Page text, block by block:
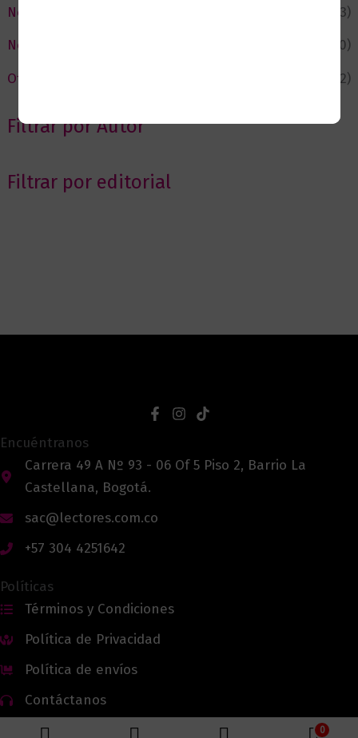
Negocios
(43)
Novedades
(110)
Ofertas
(12)
Filtrar por Autor
Filtrar por editorial
Encuéntranos
Carrera 49 A Nº 93 - 06 Of 5 Piso 2, Barrio La
Castellana, Bogotá.
sac@lectores.com.co
+57 304 4251642
Políticas
Términos y Condiciones
Política de Privacidad
Política de envíos
Contáctanos
0